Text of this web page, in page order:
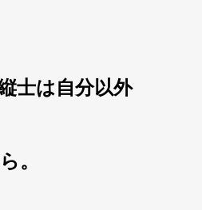
士は自分以外
。